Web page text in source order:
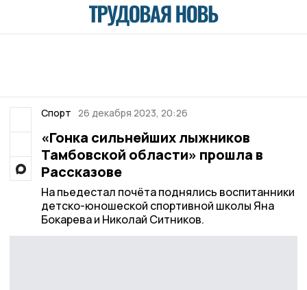
Спорт 26 декабря 2023, 20:26
«Гонка сильнейших лыжников
Тамбовской области» прошла в
Рассказове
На пьедестал почёта поднялись воспитанники
детско-юношеской спортивной школы Яна
Бокарева и Николай Ситников.